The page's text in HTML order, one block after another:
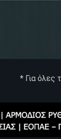
* Για όλες